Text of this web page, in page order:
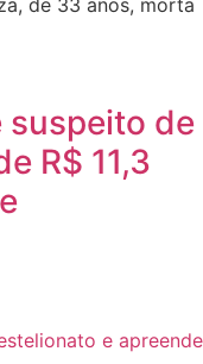
de 33 anos, morta
suspeito de
R$ 11,3